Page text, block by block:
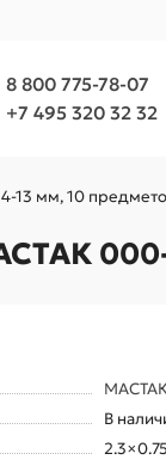
8 800 775-78-07
+7 495 320 32 32
4-13 мм, 10
В